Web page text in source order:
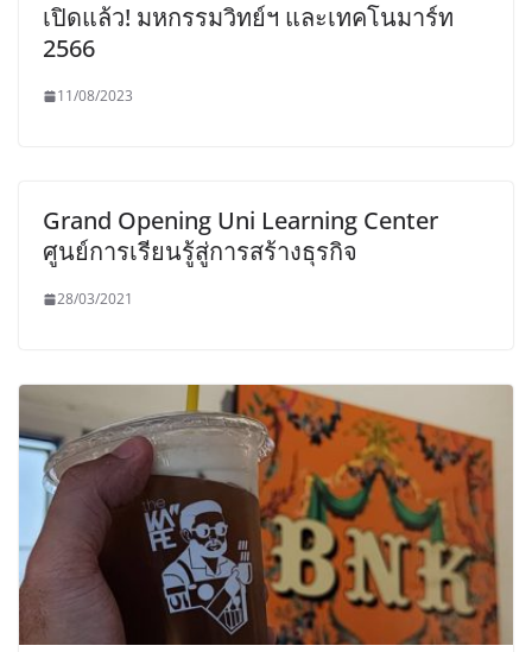
เปิดแล้ว! มหกรรมวิทย์ฯ และเทคโนมาร์ท
2566
11/08/2023
Grand Opening Uni Learning Center
ศูนย์การเรียนรู้สู่การสร้างธุรกิจ
28/03/2021